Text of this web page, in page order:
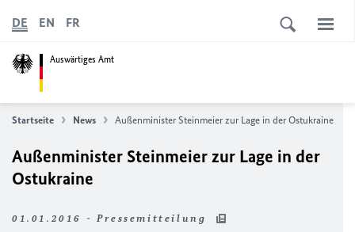
Auswärtiges Amt
DE EN FR
Startseite News Außenminister Steinmeier zur Lage in der Ostukraine
Außenminister Steinmeier zur Lage in der
Ostukraine
01.01.2016 - Pressemitteilung